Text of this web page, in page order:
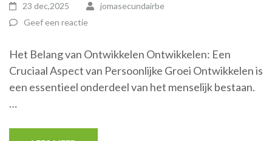
23 dec,2025
jomasecundairbe
Geef een reactie
Het Belang van Ontwikkelen Ontwikkelen: Een
Cruciaal Aspect van Persoonlijke Groei Ontwikkelen is
een essentieel onderdeel van het menselijk bestaan.
…